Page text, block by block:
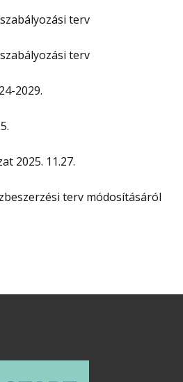
terv
terv
2029.
2025. 11.27.
terv módosításáról